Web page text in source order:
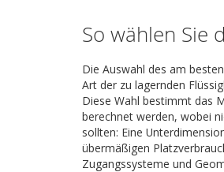
So wählen Sie
Die Auswahl des am
Art der zu lagernden
Diese Wahl bestimmt das
berechnet werden, wobei
sollten: Eine
übermäßigen
Zugangssysteme und